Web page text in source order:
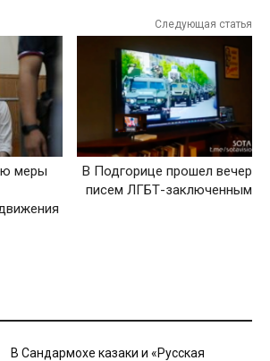
меры
Следующая статья
В Подгорице прошел вечер
писем ЛГБТ-заключенным
В Сандармохе казаки и «Русская